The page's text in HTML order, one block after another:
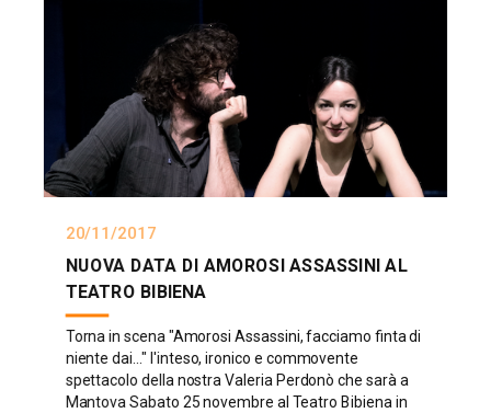
20/11/2017
NUOVA DATA DI AMOROSI ASSASSINI AL
TEATRO BIBIENA
Torna in scena "Amorosi Assassini, facciamo finta di
niente dai..." l'inteso, ironico e commovente
spettacolo della nostra Valeria Perdonò che sarà a
Mantova Sabato 25 novembre al Teatro Bibiena in